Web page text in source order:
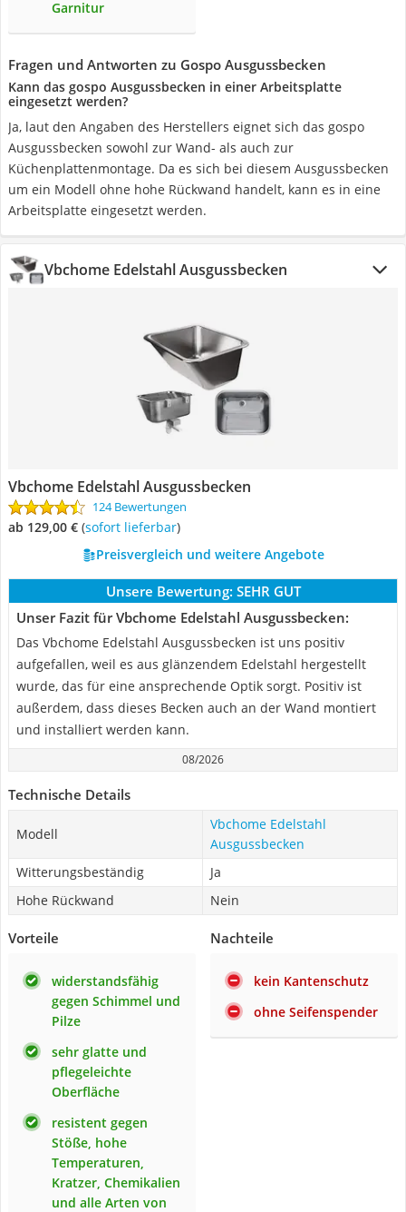
Garnitur
Fragen und Antworten zu Gospo Ausgussbecken
Kann das gospo Ausgussbecken in einer Arbeitsplatte
eingesetzt werden?
Ja, laut den Angaben des Herstellers eignet sich das gospo
Ausgussbecken sowohl zur Wand- als auch zur
Küchenplattenmontage. Da es sich bei diesem Ausgussbecken
um ein Modell ohne hohe Rückwand handelt, kann es in eine
Arbeitsplatte eingesetzt werden.
Vbchome Edelstahl Ausgussbecken
Vbchome Edelstahl Ausgussbecken
124 Bewertungen
ab 129,00 € ( Sofort lieferbar)
Preisvergleich und weitere Angebote
Unsere Bewertung: SEHR GUT
Unser Fazit für Vbchome Edelstahl Ausgussbecken:
Das Vbchome Edelstahl Ausgussbecken ist uns positiv
aufgefallen, weil es aus glänzendem Edelstahl hergestellt
wurde, das für eine ansprechende Optik sorgt. Positiv ist
außerdem, dass dieses Becken auch an der Wand montiert
und installiert werden kann.
08/2026
Technische Details
Modell
Vbchome Edelstahl
Ausgussbecken
Witterungsbeständig
Ja
Hohe Rückwand
Nein
Vorteile
widerstandsfähig
gegen Schimmel und
Pilze
sehr glatte und
pflegeleichte
Oberfläche
resistent gegen
Stöße, hohe
Temperaturen,
Kratzer, Chemikalien
und alle Arten von
Nachteile
kein Kantenschutz
ohne Seifenspender